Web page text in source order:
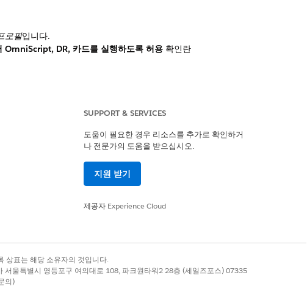
로필입니다.
OmniScript, DR, 카드를 실행하도록 허용확인란
예
SUPPORT & SERVICES
도움이 필요한 경우 리소스를 추가로 확인하거
나 전문가의 도움을 받으십시오.
지원 받기
제공자 Experience Cloud
표는 해당 소유자의 것입니다.
울특별시 영등포구 여의대로 108, 파크원타워2 28층 (세일즈포스) 07335
의)